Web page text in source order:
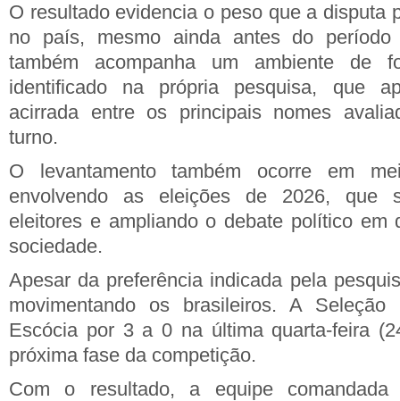
O resultado evidencia o peso que a disputa
no país, mesmo ainda antes do período
também acompanha um ambiente de
identificado na própria pesquisa, que
acirrada entre os principais nomes
turno.
O levantamento também ocorre em
envolvendo as eleições de 2026, que
eleitores e ampliando o debate político em
sociedade.
Apesar da preferência indicada pela
movimentando os brasileiros. A
Escócia por 3 a 0 na última quarta-feira
próxima fase da competição.
Com o resultado, a equipe